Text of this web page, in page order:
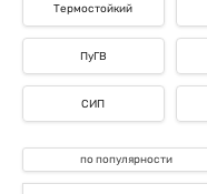
Термостойкий
ПуГВ
СИП
по популярности